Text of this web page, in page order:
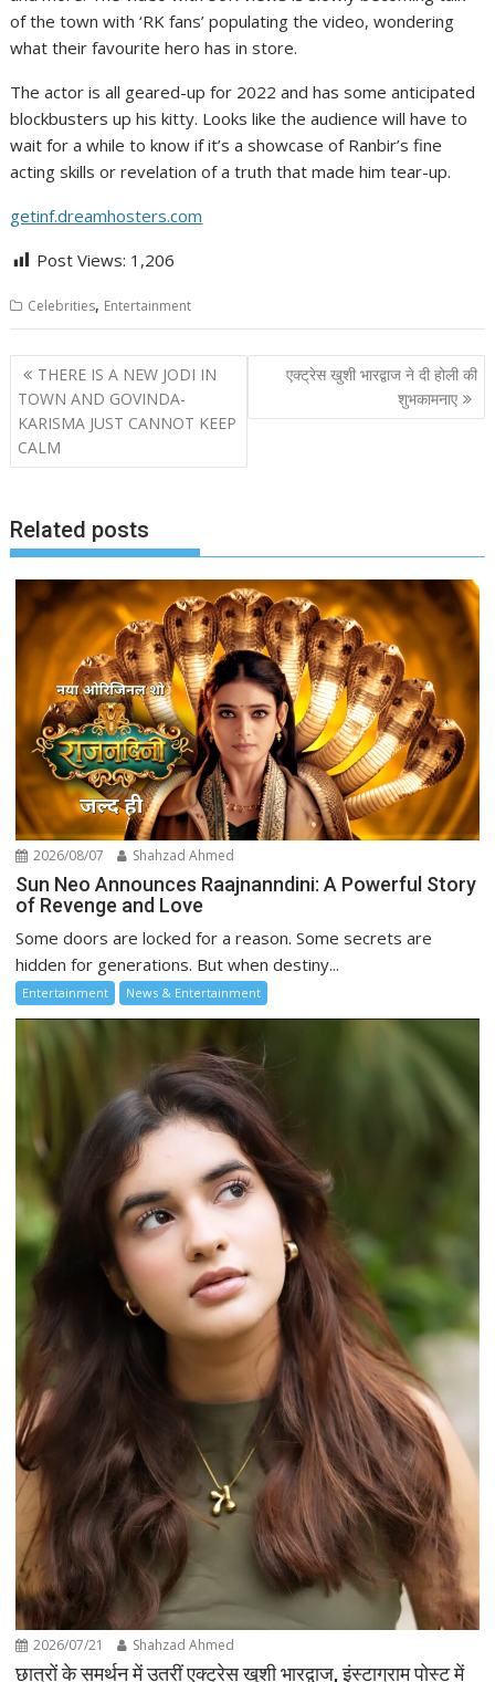
of the town with ‘RK fans’ populating the video, wondering
what their favourite hero has in store.
The actor is all geared-up for 2022 and has some anticipated
blockbusters up his kitty. Looks like the audience will have to
wait for a while to know if it’s a showcase of Ranbir’s fine
acting skills or revelation of a truth that made him tear-up.
getinf.dreamhosters.com
Post Views: 1,206
Celebrities, Entertainment
Post
navigation
THERE IS A NEW JODI IN
TOWN AND GOVINDA-
KARISMA JUST CANNOT KEEP
CALM
एक्ट्रेस खुशी भारद्वाज ने दी होली की
शुभकामनाए
Related posts
2026/08/07 Shahzad Ahmed
Sun Neo Announces Raajnanndini: A Powerful Story
of Revenge and Love
Some doors are locked for a reason. Some secrets are
hidden for generations. But when destiny...
Entertainment News & Entertainment
2026/07/21 Shahzad Ahmed
छात्रों के समर्थन में उतरीं एक्ट्रेस खुशी भारद्वाज, इंस्टाग्राम पोस्ट में